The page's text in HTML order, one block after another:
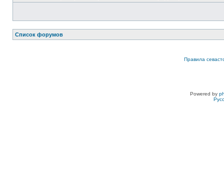
Список форумов
Правила
Powered by